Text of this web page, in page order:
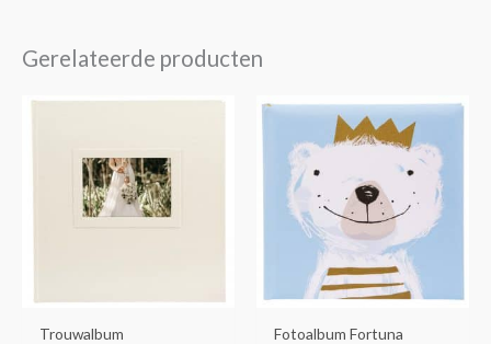
Gerelateerde producten
Trouwalbum
Fotoalbum Fortuna